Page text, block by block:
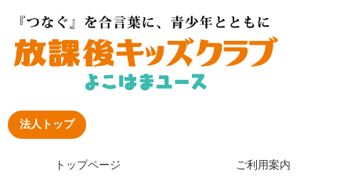
法人トップ
トップページ ご利用案内